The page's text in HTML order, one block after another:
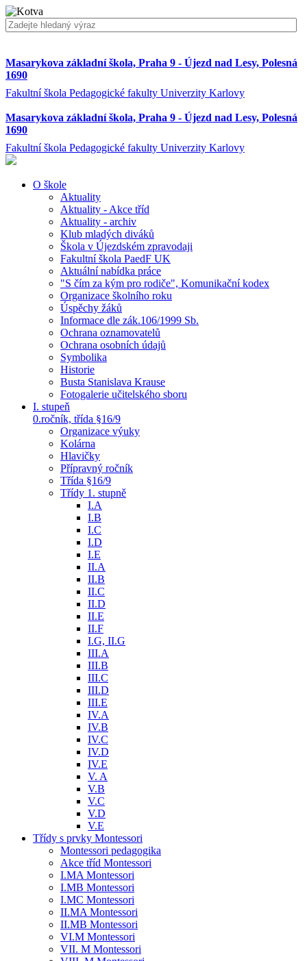
Masarykova základní škola, Praha 9 - Újezd nad Lesy, Polesná
1690
Fakultní škola Pedagogické fakulty Univerzity Karlovy
Masarykova základní škola, Praha 9 - Újezd nad Lesy, Polesná
1690
Fakultní škola Pedagogické fakulty Univerzity Karlovy
O škole
Aktuality
Aktuality - Akce tříd
Aktuality - archiv
Klub mladých diváků
Škola v Újezdském zpravodaji
Fakultní škola PaedF UK
Aktuální nabídka práce
"S čím za kým pro rodiče", Komunikační kodex
Organizace školního roku
Úspěchy žáků
Informace dle zák.106/1999 Sb.
Ochrana oznamovatelů
Ochrana osobních údajů
Symbolika
Historie
Busta Stanislava Krause
Fotogalerie učitelského sboru
I. stupeň
0.ročník, třída §16/9
Organizace výuky
Kolárna
Hlavičky
Přípravný ročník
Třída §16/9
Třídy 1. stupně
I.A
I.B
I.C
I.D
I.E
II.A
II.B
II.C
II.D
II.E
II.F
I.G, II.G
III.A
III.B
III.C
III.D
III.E
IV.A
IV.B
IV.C
IV.D
IV.E
V. A
V.B
V.C
V.D
V.E
Třídy s prvky Montessori
Montessori pedagogika
Akce tříd Montessori
I.MA Montessori
I.MB Montessori
I.MC Montessori
II.MA Montessori
II.MB Montessori
VI.M Montessori
VII. M Montessori